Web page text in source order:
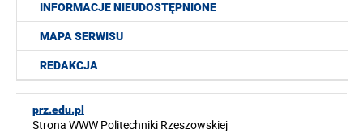
INFORMACJE NIEUDOSTĘPNIONE
MAPA SERWISU
REDAKCJA
prz.edu.pl
Strona WWW Politechniki Rzeszowskiej